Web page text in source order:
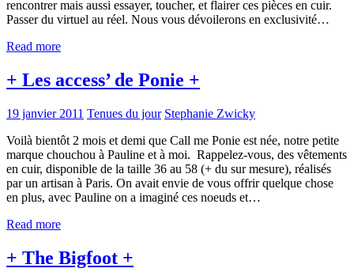
rencontrer mais aussi essayer, toucher, et flairer ces pièces en cuir.
Passer du virtuel au réel. Nous vous dévoilerons en exclusivité…
Read more
+ Les access’ de Ponie +
19 janvier 2011 Tenues du jour Stephanie Zwicky
Voilà bientôt 2 mois et demi que Call me Ponie est née, notre petite
marque chouchou à Pauline et à moi. Rappelez-vous, des vêtements
en cuir, disponible de la taille 36 au 58 (+ du sur mesure), réalisés
par un artisan à Paris. On avait envie de vous offrir quelque chose
en plus, avec Pauline on a imaginé ces noeuds et…
Read more
+ The Bigfoot +